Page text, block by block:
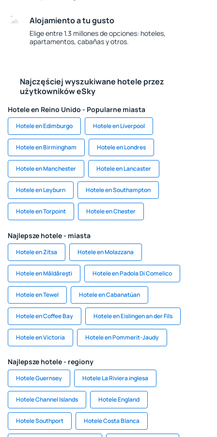
Alojamiento a tu gusto
Elige entre 1.3 millones de opciones: hoteles,
apartamentos, cabañas y otros.
Najczęściej wyszukiwane hotele przez
użytkowników eSky
Hotele en Reino Unido - Popularne miasta
Hotele en Edimburgo Hotele en Liverpool
Hotele en Birmingham Hotele en Londres
Hotele en Manchester Hotele en Lancaster
Hotele en Leyburn Hotele en Southampton
Hotele en Torpoint Hotele en Chester
Najlepsze hotele - miasta
Hotele en Zítsa Hotele en Molazzana
Hotele en Măldăreşti Hotele en Padola Di Comelico
Hotele en Tewel Hotele en Cabanatúan
Hotele en Coffee Bay Hotele en Eislingen an der Fils
Hotele en Victoria Hotele en Pommerit-Jaudy
Najlepsze hotele - regiony
Hotele Guernsey Hotele La Riviera inglesa
Hotele Channel Islands Hotele England
Hotele Southport Hotele Costa Blanca